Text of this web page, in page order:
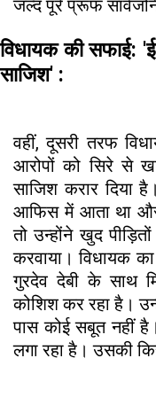
जल्द पूरे प्रूफ
विधायक की सफाई:
साजिश' :
वहीं, दूसरी तरफ
आरोपों को सिरे से
साजिश करार दिया
आफिस में आता था
तो उन्होंने खुद
करवाया। विधायक
गुरदेव देबी के साथ
कोशिश कर रहा है।
पास कोई सबूत नहीं
लगा रहा है। उसकी